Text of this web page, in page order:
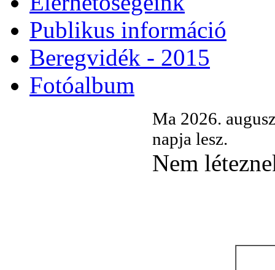
Publikus információ
Beregvidék - 2015
Fotóalbum
Ma 2026.
napja lesz.
Nem